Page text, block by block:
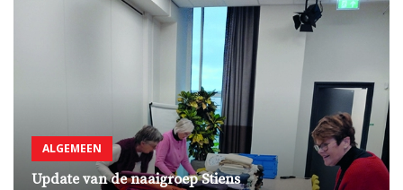
ALGEMEEN
Update van de naaigroep Stiens